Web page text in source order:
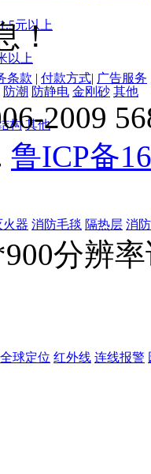
1.5元以上
以上
防潮 防静电 金刚砂 其他
构 其他
火器 消防毛毯 隔热层 消
全球定位 红外线 连线报警
！
条款 | 付款方式| 广告服务
2009
鲁ICP备
分辨